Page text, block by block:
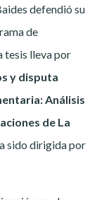
defendió su
de
tesis lleva por
y disputa
Análisis
de La
sido dirigida por